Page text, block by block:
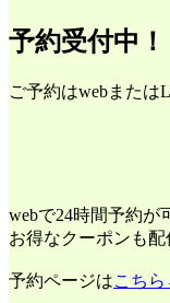
予約受付中！
ご予約はwebまたは
webで24時間予約が
お得なクーポンも配
予約ページはこち